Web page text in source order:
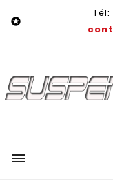

Tél:
